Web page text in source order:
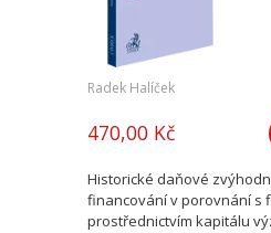
Radek Halíček
470,00 Kč
Historické daňové
financování v porovnání s
prostřednictvím kapitálu